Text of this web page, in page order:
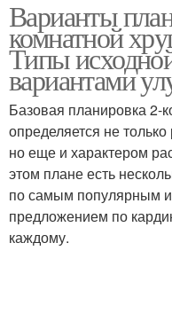
Планировки с фото
Варианты
комнатной
Типы
вариантами
Базовая планировка 2-
определяется не
но еще и характером
этом плане есть
по самым популярным
предложением по
каждому.